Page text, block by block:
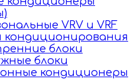
VRV и VRF
блоки
блоки
кондиционеры